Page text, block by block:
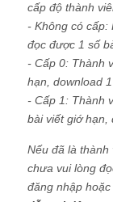
cấp độ thành
- Không có cấp:
đọc được 1 số
- Cấp 0: Thành
hạn, download
- Cấp 1: Thành
bài viết giớ hạn,
Nếu đã là thành
chưa vui lòng
đăng nhập hoặc